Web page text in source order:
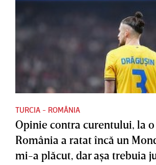
TURCIA - ROMÂNIA
Opinie contra curentului, la o
România a ratat încă un
mi-a plăcut, dar aşa trebuia